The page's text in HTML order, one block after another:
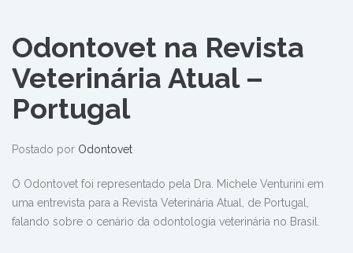
Odontovet na Revista
Veterinária Atual –
Portugal
Postado por Odontovet
O Odontovet foi representado pela Dra. Michele Venturini em
uma entrevista para a Revista Veterinária Atual, de Portugal,
falando sobre o cenário da odontologia veterinária no Brasil.